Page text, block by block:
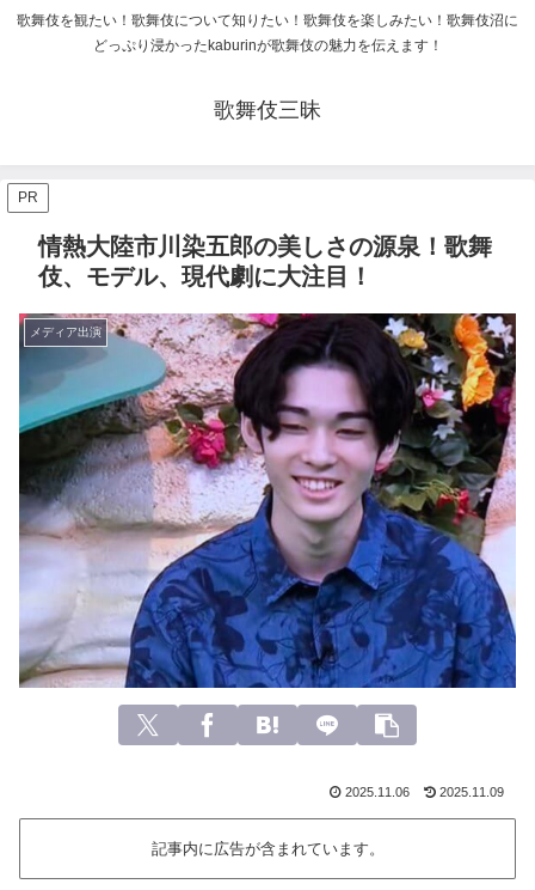
歌舞伎を観たい！歌舞伎について知りたい！歌舞伎を楽しみたい！歌舞伎沼に
どっぷり浸かったkaburinが歌舞伎の魅力を伝えます！
歌舞伎三昧
PR
情熱大陸市川染五郎の美しさの源泉！歌舞
伎、モデル、現代劇に大注目！
メディア出演
2025.11.06 2025.11.09
記事内に広告が含まれています。